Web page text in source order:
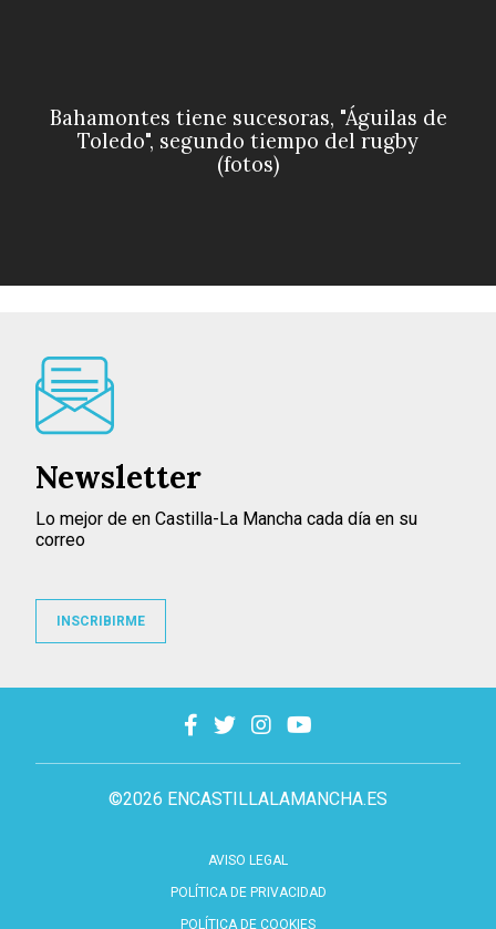
Bahamontes tiene sucesoras, "Águilas de
Toledo", segundo tiempo del rugby
(fotos)
©2026 ENCASTILLALAMANCHA.ES
AVISO LEGAL
POLÍTICA DE PRIVACIDAD
POLÍTICA DE COOKIES
Newsletter
Lo mejor de en Castilla-La Mancha cada día en su
correo
INSCRIBIRME